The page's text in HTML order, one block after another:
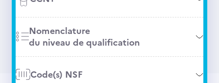
Nomenclature
du niveau de qualification
Code(s) NSF